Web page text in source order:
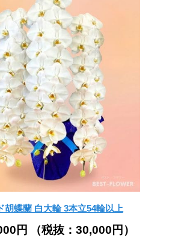
胡蝶蘭 白大輪 3本立54輪以上
円 （税抜： 30,000円 ）